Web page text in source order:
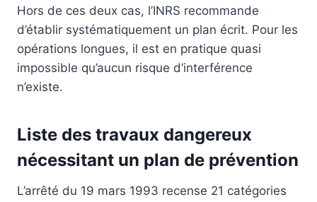
Hors de ces deux cas, l’INRS recommande
d’établir systématiquement un plan écrit. Pour les
opérations longues, il est en pratique quasi
impossible qu’aucun risque d’interférence
n’existe.
Liste des travaux dangereux
nécessitant un plan de prévention
L’arrêté du 19 mars 1993 recense 21 catégories